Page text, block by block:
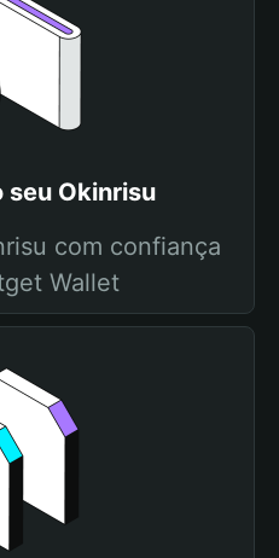
seu Okinrisu
com confiança
Wallet